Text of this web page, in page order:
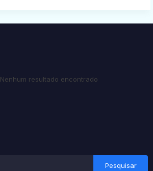
Nenhum resultado encontrado